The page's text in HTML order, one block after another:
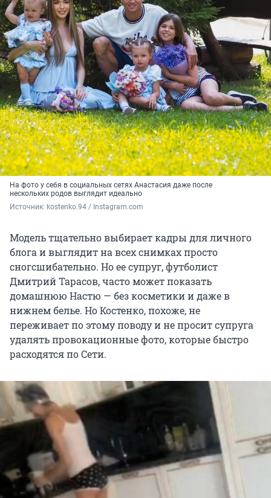
На фото у себя в социальных сетях Анастасия даже после
нескольких родов выглядит идеально
Источник: kostenko.94 / Instagram.com
Модель тщательно выбирает кадры для личного
блога и выглядит на всех снимках просто
сногсшибательно. Но ее супруг, футболист
Дмитрий Тарасов, часто может показать
домашнюю Настю — без косметики и даже в
нижнем белье. Но Костенко, похоже, не
переживает по этому поводу и не просит супруга
удалять провокационные фото, которые быстро
расходятся по Сети.